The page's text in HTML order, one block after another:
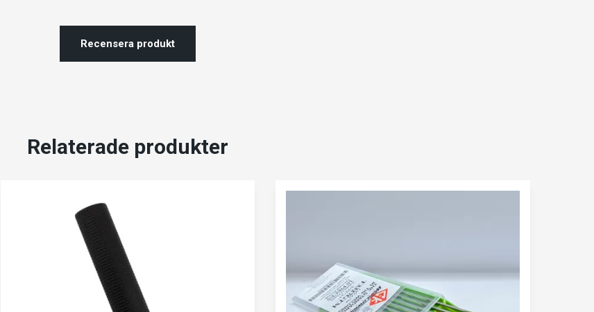
Recensera produkt
Relaterade produkter